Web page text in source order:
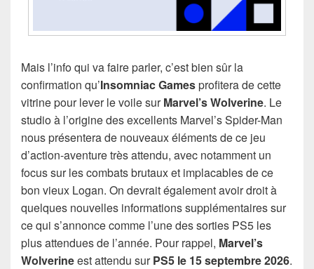
Mais l’info qui va faire parler, c’est bien sûr la
confirmation qu’Insomniac Gamesprofitera de cette
vitrine pour lever le voile surMarvel’s Wolverine. Le
studio à l’origine des excellents Marvel’s Spider-Man
nous présentera de nouveaux éléments de ce jeu
d’action-aventure très attendu, avec notamment un
focus sur les combats brutaux et implacables de ce
bon vieux Logan. On devrait également avoir droit à
quelques nouvelles informations supplémentaires sur
ce qui s’annonce comme l’une des sorties PS5 les
plus attendues de l’année. Pour rappel, Marvel’s
Wolverineest attendu surPS5 le 15 septembre 2026.